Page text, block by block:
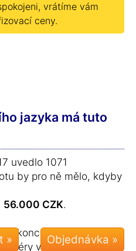
vrátíme vám
ceny.
jazyka má tuto
uvedlo 1071
by pro ně mělo, kdyby
56.000 CZK.
dokonce spočítal, o kolik
vyděláte více,
»